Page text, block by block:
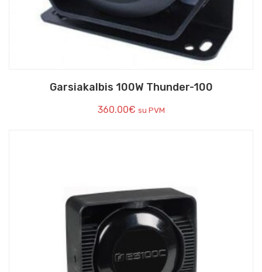
Garsiakalbis 100W Thunder-100
360.00€ su PVM